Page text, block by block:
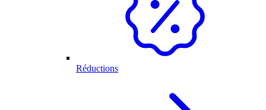
Réductions